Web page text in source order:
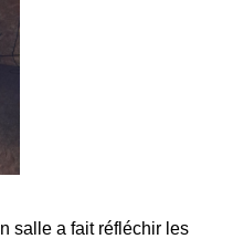
salle a fait réfléchir les